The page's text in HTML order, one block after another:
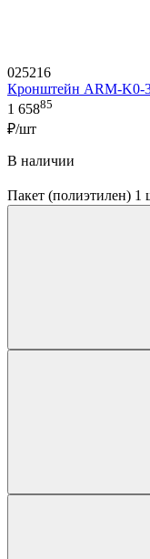
025216
Кронштейн ARM-K0-
1 65885
₽/шт
В наличии
Пакет (полиэтилен)